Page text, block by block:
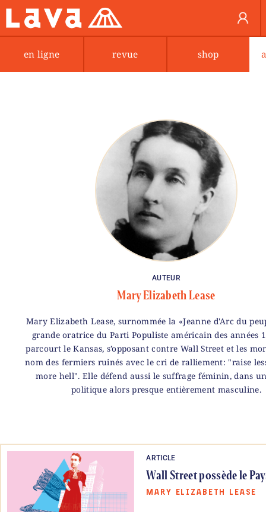
en ligne revue shop
AUTEUR
Mary Elizabeth Lease
Mary Elizabeth Lease, surnommée la «Jeanne d'Arc du
grande oratrice du Parti Populiste américain des années
parcourt le Kansas, s’opposant contre Wall Street et les
nom des fermiers ruinés avec le cri de ralliement: "raise
more hell". Elle défend aussi le suffrage féminin, dans
politique alors presque entièrement masculine.
ARTICLE
Wall Street possède le
MARY ELIZABETH LEASE